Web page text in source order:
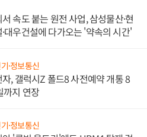
속도 붙는 원전 사업, 삼성물산·현
대우건설에 다가오는 '약속의 시간'
·정보통신
, 갤럭시Z 폴드8 사전예약 개통 8
까지 연장
·정보통신